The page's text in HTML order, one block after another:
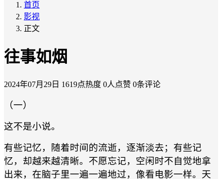
首页
影视
正文
往事如烟
2024年07月29日 1619点热度 0人点赞 0条评论
（一）
这不是小说。
有些记忆，随着时间的流逝，逐渐淡去；有些记
忆，却越来越清晰。不愿忘记，空闲时不自觉地拿
出来，在脑子里一遍一遍地过，像看电影一样。天